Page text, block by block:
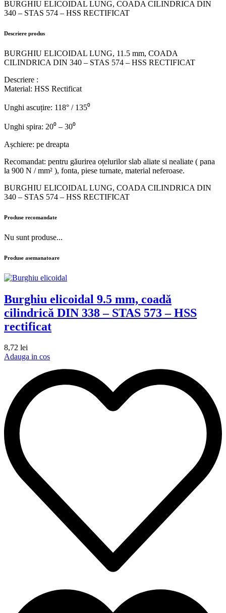
BURGHIU ELICOIDAL LUNG, COADA CILINDRICA DIN
340 – STAS 574 – HSS RECTIFICAT
Descriere produs
BURGHIU ELICOIDAL LUNG, 11.5 mm, COADA
CILINDRICA DIN 340 – STAS 574 – HSS RECTIFICAT
Descriere :
Material: HSS Rectificat
Unghi ascuțire: 118° / 135⁰
Unghi spira: 20⁰ – 30⁰
Așchiere: pe dreapta
Recomandat: pentru găurirea oțelurilor slab aliate si nealiate ( pana
la 900 N / mm² ), fonta, piese turnate, material neferoase.
BURGHIU ELICOIDAL LUNG, COADA CILINDRICA DIN
340 – STAS 574 – HSS RECTIFICAT
Produse recomandate
Nu sunt produse...
Produse asemanatoare
Burghiu elicoidal 9.5 mm, coadă
cilindrică DIN 338 – STAS 573 – HSS
rectificat
8,72 lei
Adauga in cos